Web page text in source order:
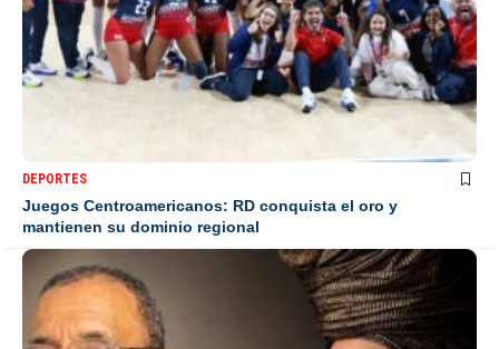
DEPORTES
Juegos Centroamericanos: RD conquista el oro y
mantienen su dominio regional